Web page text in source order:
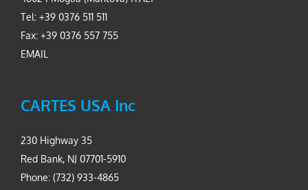
Tel: +39 0376 511 511
Fax: +39 0376 557 755
EMAIL
CARTES USA Inc
230 Highway 35
Red Bank, NJ 07701-5910
Phone: (732) 933-4865